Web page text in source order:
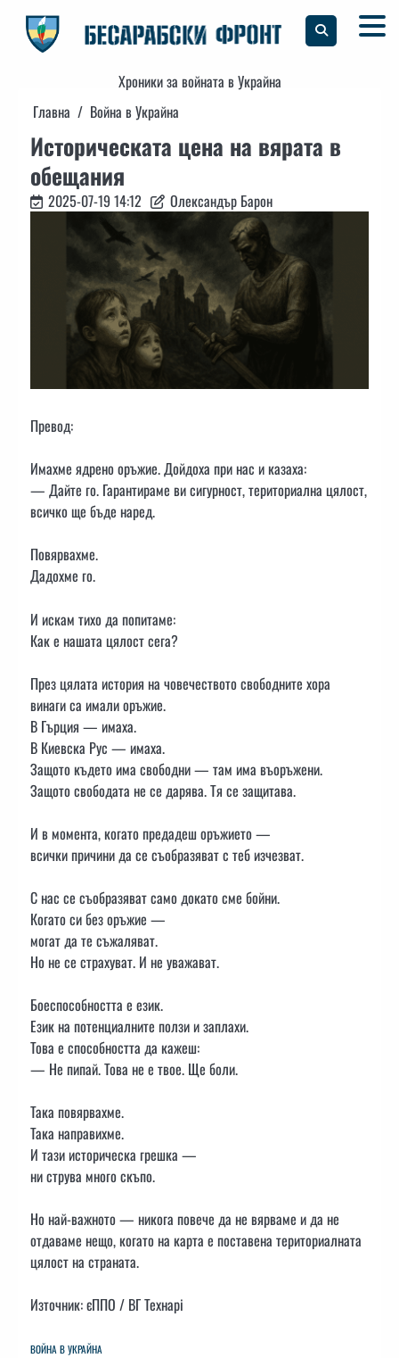
content
Хроники за войната в Украйна
Главна
Война в Украйна
Историческата цена на вярата в
обещания
2025-07-19 14:12 Олександър Барон
Превод:
Имахме ядрено оръжие. Дойдоха при нас и казаха:
— Дайте го. Гарантираме ви сигурност, териториална цялост,
всичко ще бъде наред.
Повярвахме.
Дадохме го.
И искам тихо да попитаме:
Как е нашата цялост сега?
През цялата история на човечеството свободните хора
винаги са имали оръжие.
В Гърция — имаха.
В Киевска Рус — имаха.
Защото където има свободни — там има въоръжени.
Защото свободата не се дарява. Тя се защитава.
И в момента, когато предадеш оръжието —
всички причини да се съобразяват с теб изчезват.
С нас се съобразяват само докато сме бойни.
Когато си без оръжие —
могат да те съжаляват.
Но не се страхуват. И не уважават.
Боеспособността е език.
Език на потенциалните ползи и заплахи.
Това е способността да кажеш:
— Не пипай. Това не е твое. Ще боли.
Така повярвахме.
Така направихме.
И тази историческа грешка —
ни струва много скъпо.
Но най-важното — никога повече да не вярваме и да не
отдаваме нещо, когато на карта е поставена териториалната
цялост на страната.
Източник: єППО / ВГ Технарі
ВОЙНА В УКРАЙНА